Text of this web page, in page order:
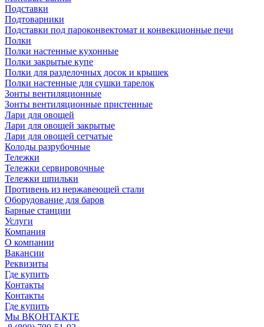
Подставки
Подтоварники
Подставки под пароконвектомат и конвекционные печи
Полки
Полки настенные кухонные
Полки закрытые купе
Полки для разделочных досок и крышек
Полки настенные для сушки тарелок
Зонты вентиляционные
Зонты вентиляционные пристенные
Лари для овощей
Лари для овощей закрытые
Лари для овощей сетчатые
Колоды разрубочные
Тележки
Тележки сервировочные
Тележки шпильки
Противень из нержавеющей стали
Оборудование для баров
Барные станции
Услуги
Компания
О компании
Вакансии
Реквизиты
Где купить
Контакты
Контакты
Где купить
Мы ВКОНТАКТЕ